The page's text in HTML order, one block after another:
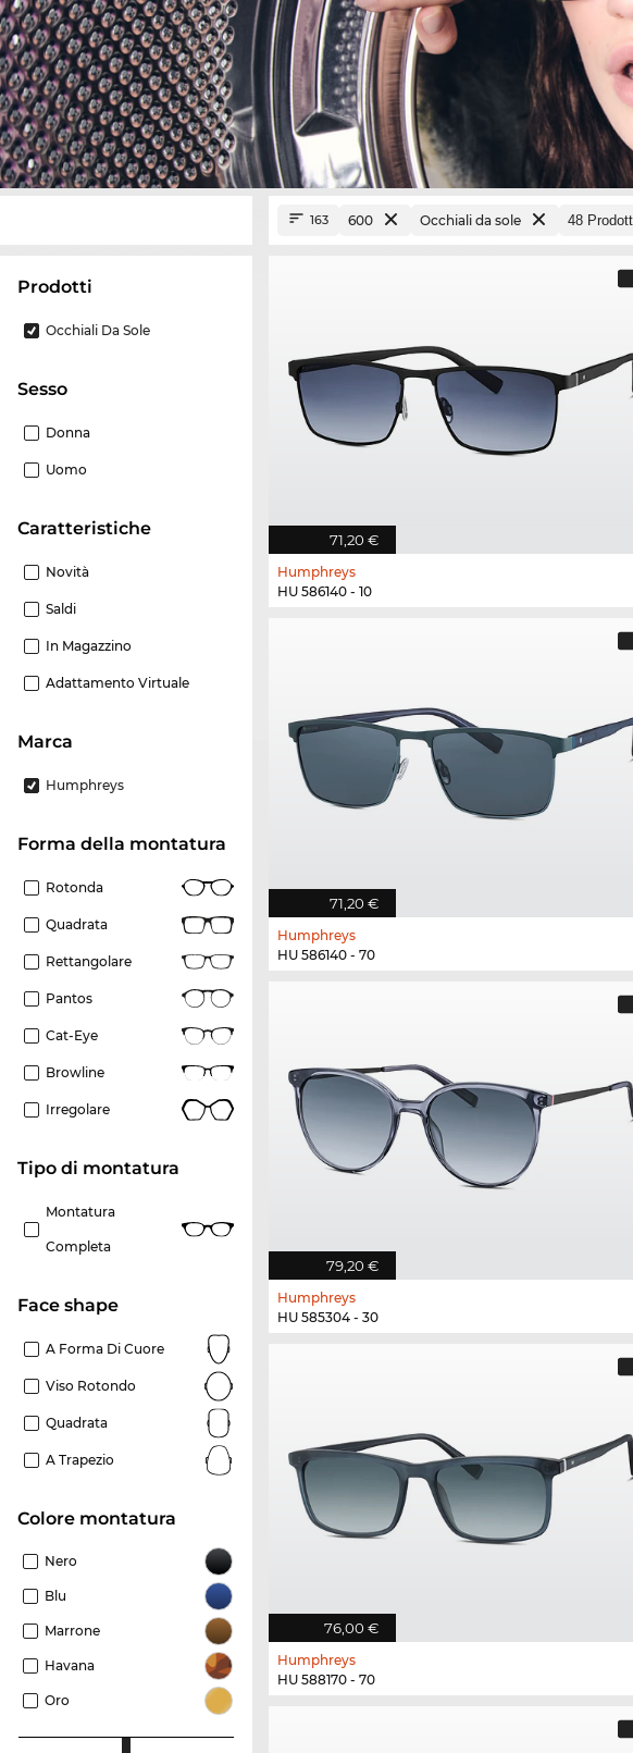
Prodotti
Occhiali Da Sole
Sesso
Donna
Uomo
Caratteristiche
Novità
Saldi
In Magazzino
Adattamento Virtuale
Marca
Humphreys
forma della montatura
Rotonda
Quadrata
Rettangolare
Pantos
Cat-Eye
Browline
Irregolare
Tipo di montatura
Montatura
Completa
Face shape
A Forma Di Cuore
Viso Rotondo
Quadrata
A Trapezio
Colore montatura
Nero
Blu
Marrone
Havana
Oro
163 600 Occhiali da sole
71,20 €
Humphreys
HU 586140 - 10
71,20 €
Humphreys
HU 586140 - 70
79,20 €
Humphreys
HU 585304 - 30
76,00 €
Humphreys
HU 588170 - 70